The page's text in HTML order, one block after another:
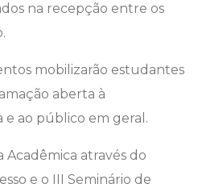
na recepção entre os
mobilizarão estudantes
aberta à
e ao público em geral.
Acadêmica através do
e o III Seminário de